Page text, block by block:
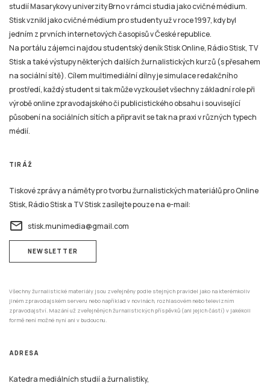
studií Masarykovy univerzity Brno v rámci studia jako cvičné médium.
Stisk vznikl jako cvičné médium pro studenty už v roce 1997, kdy byl
jedním z prvních internetových časopisů v České republice.
Na portálu zájemci najdou studentský deník Stisk Online, Rádio Stisk, TV
Stisk a také výstupy některých dalších žurnalistických kurzů (s přesahem
na sociální sítě). Cílem multimediální dílny je simulace redakčního
prostředí, každý student si tak může vyzkoušet všechny základní role při
výrobě online zpravodajského či publicistického obsahu i související
působení na sociálních sítích a připravit se tak na praxi v různých typech
médií.
TIRÁŽ
Tiskové zprávy a náměty pro tvorbu žurnalistických materiálů pro Online
Stisk, Rádio Stisk a TV Stisk zasílejte pouze na e-mail:
email stisk.munimedia@gmail.com
NEWSLETTER
Všechny žurnalistické materiály jsou zveřejněny podle stejných pravidel jako na kterémkoliv
jiném zpravodajském serveru nebo například v novinách, rozhlasovém nebo televizním
zpravodajství. Mazání už zveřejněných žurnalistických příspěvků (ani jejich částí) v jakékoli
formě není možné nyní ani v budoucnu.
ADRESA
Katedra mediálních studií a žurnalistiky,